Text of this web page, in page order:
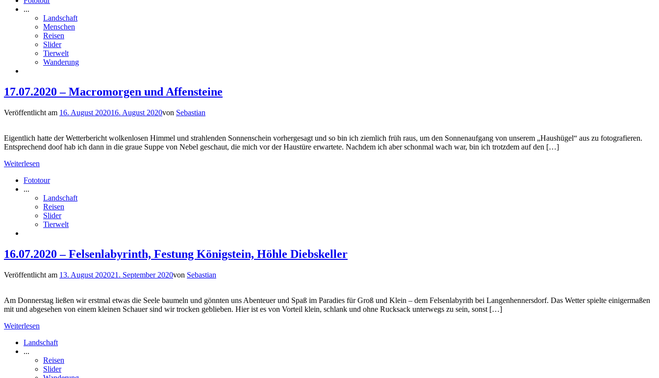
...
Landschaft
Menschen
Reisen
Slider
Tierwelt
Wanderung
17.07.2020 – Macromorgen und Affensteine
Veröffentlicht am 16. August 202016. August 2020von Sebastian
Eigentlich hatte der Wetterbericht wolkenlosen Himmel und strahlenden Sonnenschein vorhergesagt und so bin ich ziemlich früh raus, um den Sonnenaufgang von unserem „Haushügel“ aus zu fotografieren.
Entsprechend doof hab ich dann in die graue Suppe von Nebel geschaut, die mich vor der Haustüre erwartete. Nachdem ich aber schonmal wach war, bin ich trotzdem auf den […]
Weiterlesen
Fototour
...
Landschaft
Reisen
Slider
Tierwelt
16.07.2020 – Felsenlabyrinth, Festung Königstein, Höhle Diebskeller
Veröffentlicht am 13. August 202021. September 2020von Sebastian
Am Donnerstag ließen wir erstmal etwas die Seele baumeln und gönnten uns Abenteuer und Spaß im Paradies für Groß und Klein – dem Felsenlabyrith bei Langenhennersdorf. Das Wetter spielte einigermaßen
mit und abgesehen von einem kleinen Schauer sind wir trocken geblieben. Hier ist es von Vorteil klein, schlank und ohne Rucksack unterwegs zu sein, sonst […]
Weiterlesen
Landschaft
...
Reisen
Slider